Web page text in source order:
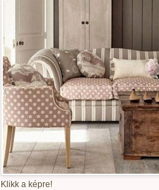
Klikk a képre!